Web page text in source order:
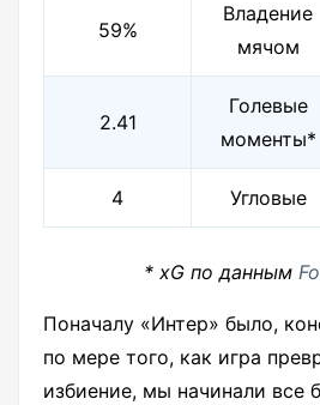
59%
Владение
мячом
2.41
Голевые
моменты*
4 Угловые
* xG по данным
Поначалу «Интер» было,
по мере того, как игра
избиение, мы начинали все